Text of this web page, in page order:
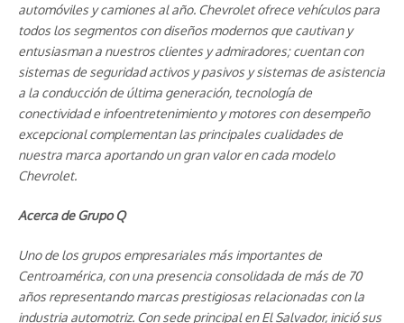
automóviles y camiones al año. Chevrolet ofrece vehículos para
todos los segmentos con diseños modernos que cautivan y
entusiasman a nuestros clientes y admiradores; cuentan con
sistemas de seguridad activos y pasivos y sistemas de asistencia
a la conducción de última generación, tecnología de
conectividad e infoentretenimiento y motores con desempeño
excepcional complementan las principales cualidades de
nuestra marca aportando un gran valor en cada modelo
Chevrolet.
Acerca de Grupo Q
Uno de los grupos empresariales más importantes de
Centroamérica, con una presencia consolidada de más de 70
años representando marcas prestigiosas relacionadas con la
industria automotriz. Con sede principal en El Salvador, inició sus